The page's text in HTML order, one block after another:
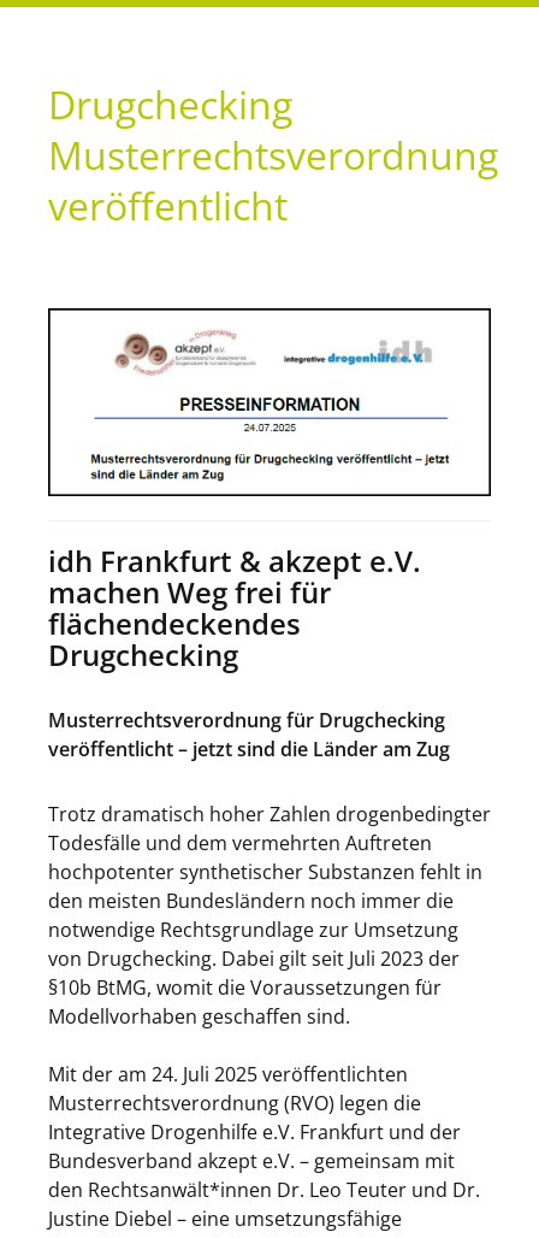
Drugchecking
Musterrechtsverordnung
veröffentlicht
idh Frankfurt & akzept e.V.
machen Weg frei für
flächendeckendes
Drugchecking
Musterrechtsverordnung für Drugchecking
veröffentlicht – jetzt sind die Länder am Zug
Trotz dramatisch hoher Zahlen drogenbedingter
Todesfälle und dem vermehrten Auftreten
hochpotenter synthetischer Substanzen fehlt in
den meisten Bundesländern noch immer die
notwendige Rechtsgrundlage zur Umsetzung
von Drugchecking. Dabei gilt seit Juli 2023 der
§10b BtMG, womit die Voraussetzungen für
Modellvorhaben geschaffen sind.
Mit der am 24. Juli 2025 veröffentlichten
Musterrechtsverordnung (RVO) legen die
Integrative Drogenhilfe e.V. Frankfurt und der
Bundesverband akzept e.V. – gemeinsam mit
den Rechtsanwält*innen Dr. Leo Teuter und Dr.
Justine Diebel – eine umsetzungsfähige